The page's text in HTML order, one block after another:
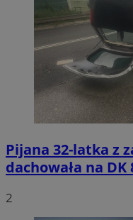
Pijana 32-latka z
dachowała na DK
2